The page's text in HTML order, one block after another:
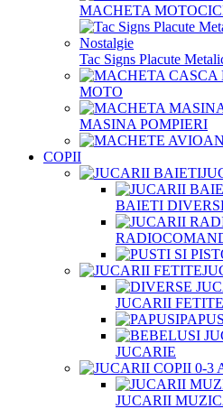
MACHETA
Tac Signs Placute
MOTO
MASINA POMPIERI
COPII
BAIETI
JUCARII FETITE
JUCARIE
JUCARII